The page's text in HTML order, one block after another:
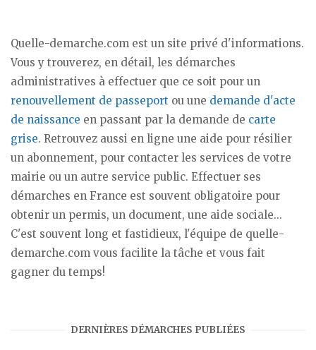
Quelle-demarche.com est un site privé d'informations.
Vous y trouverez, en détail, les démarches
administratives à effectuer que ce soit pour un
renouvellement de passeport ou une demande d'acte
de naissance en passant par la demande de carte
grise. Retrouvez aussi en ligne une aide pour résilier
un abonnement, pour contacter les services de votre
mairie ou un autre service public. Effectuer ses
démarches en France est souvent obligatoire pour
obtenir un permis, un document, une aide sociale...
C'est souvent long et fastidieux, l'équipe de quelle-
demarche.com vous facilite la tâche et vous fait
gagner du temps!
DERNIÈRES DÉMARCHES PUBLIÉES